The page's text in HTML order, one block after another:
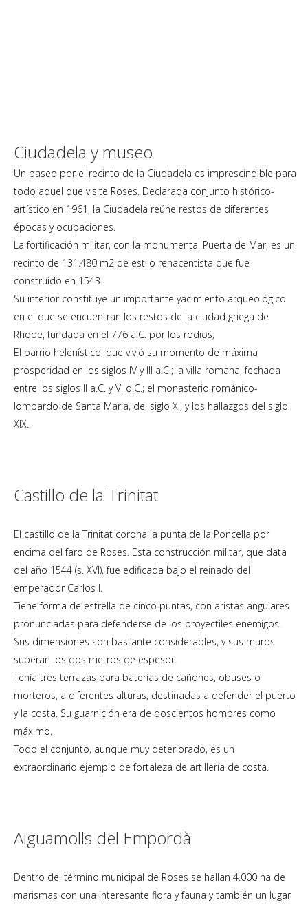
Ciudadela y museo
Un paseo por el recinto de la Ciudadela es imprescindible para
todo aquel que visite Roses. Declarada conjunto histórico-
artístico en 1961, la Ciudadela reúne restos de diferentes
épocas y ocupaciones.
La fortificación militar, con la monumental Puerta de Mar, es un
recinto de 131.480 m2 de estilo renacentista que fue
construido en 1543.
Su interior constituye un importante yacimiento arqueológico
en el que se encuentran los restos de la ciudad griega de
Rhode, fundada en el 776 a.C. por los rodios;
El barrio helenístico, que vivió su momento de máxima
prosperidad en los siglos IV y III a.C.; la villa romana, fechada
entre los siglos II a.C. y VI d.C.; el monasterio románico-
lombardo de Santa Maria, del siglo XI, y los hallazgos del siglo
XIX.
Castillo de la Trinitat
El castillo de la Trinitat corona la punta de la Poncella por
encima del faro de Roses. Esta construcción militar, que data
del año 1544 (s. XVI), fue edificada bajo el reinado del
emperador Carlos I.
Tiene forma de estrella de cinco puntas, con aristas angulares
pronunciadas para defenderse de los proyectiles enemigos.
Sus dimensiones son bastante considerables, y sus muros
superan los dos metros de espesor.
Tenía tres terrazas para baterías de cañones, obuses o
morteros, a diferentes alturas, destinadas a defender el puerto
y la costa. Su guarnición era de doscientos hombres como
máximo.
Todo el conjunto, aunque muy deteriorado, es un
extraordinario ejemplo de fortaleza de artillería de costa.
Aiguamolls del Empordà
Dentro del término municipal de Roses se hallan 4.000 ha de
marismas con una interesante flora y fauna y también un lugar